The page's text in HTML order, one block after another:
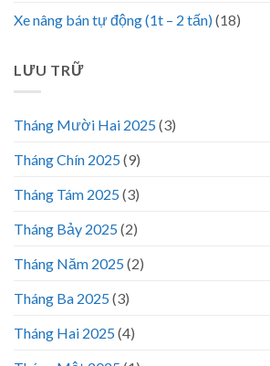
Xe nâng bán tự động (1t – 2 tấn)(18)
LƯU TRỮ
Tháng Mười Hai 2025(3)
Tháng Chín 2025(9)
Tháng Tám 2025(3)
Tháng Bảy 2025(2)
Tháng Năm 2025(2)
Tháng Ba 2025(3)
Tháng Hai 2025(4)